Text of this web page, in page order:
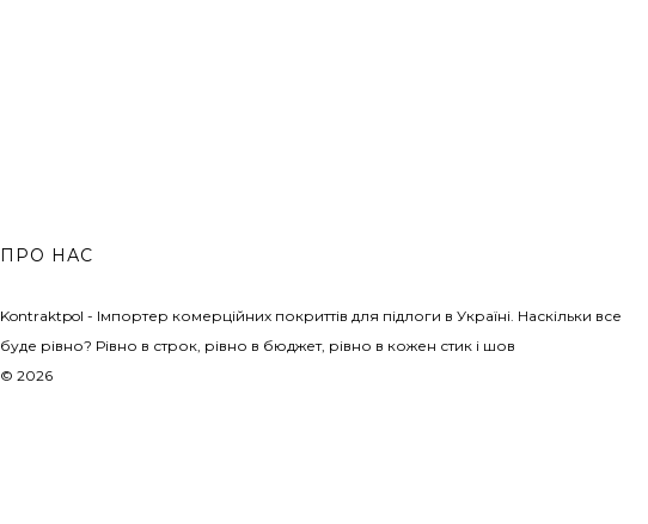
ПРО НАС
Kontraktpol - Імпортер комерційних покриттів для підлоги в Україні. Наскільки все
буде рівно? Рівно в строк, рівно в бюджет, рівно в кожен стик і шов
© 2026